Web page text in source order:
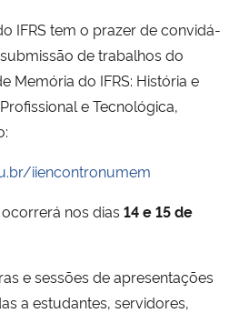
dos Direitos Humanos
IFRS tem o prazer de convidá-
de trabalhos do
Memória do IFRS: História e
e Tecnológica,
iiencontronumem
nos dias 14 e 15 de
e sessões de apresentações
a estudantes, servidores,